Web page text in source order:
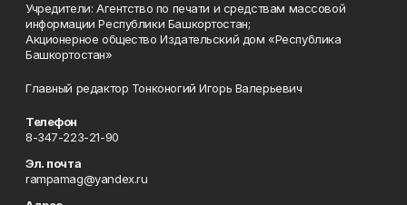
Учредители: Агентство по печати и средствам массовой
информации Республики Башкортостан;
Акционерное общество Издательский дом «Республика
Башкортостан»
Главный редактор Тонконогий Игорь Валерьевич
Телефон
8-347-223-21-90
Эл. почта
rampamag@yandex.ru